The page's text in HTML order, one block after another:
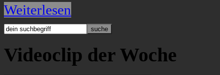
Weiterlesen
Videoclip der Woche